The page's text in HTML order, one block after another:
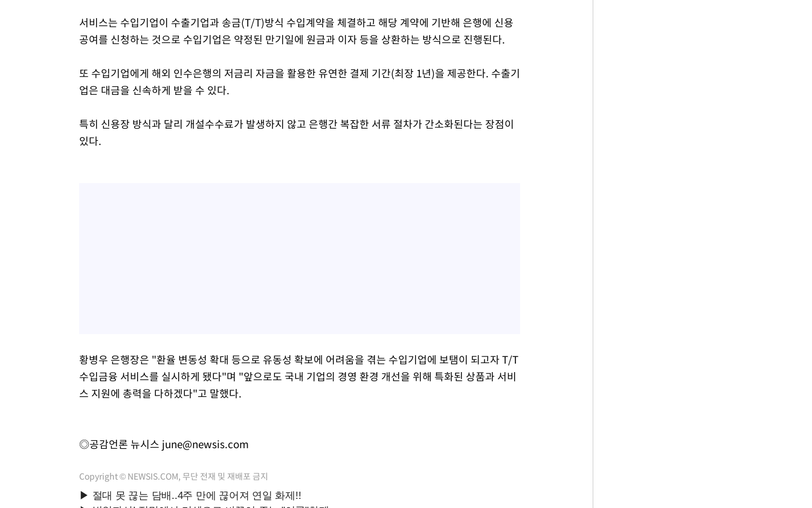
서비스는 수입기업이 수출기업과 송금(T/T)방식 수입계약을 체결하고 해당 계약에 기반해 은행에 신용
공여를 신청하는 것으로 수입기업은 약정된 만기일에 원금과 이자 등을 상환하는 방식으로 진행된다.
또 수입기업에게 해외 인수은행의 저금리 자금을 활용한 유연한 결제 기간(최장 1년)을 제공한다. 수출기
업은 대금을 신속하게 받을 수 있다.
특히 신용장 방식과 달리 개설수수료가 발생하지 않고 은행간 복잡한 서류 절차가 간소화된다는 장점이
있다.
황병우 은행장은 "환율 변동성 확대 등으로 유동성 확보에 어려움을 겪는 수입기업에 보탬이 되고자 T/T
수입금융 서비스를 실시하게 됐다"며 "앞으로도 국내 기업의 경영 환경 개선을 위해 특화된 상품과 서비
스 지원에 총력을 다하겠다"고 말했다.
◎공감언론 뉴시스 june@newsis.com
Copyright © NEWSIS.COM, 무단 전재 및 재배포 금지